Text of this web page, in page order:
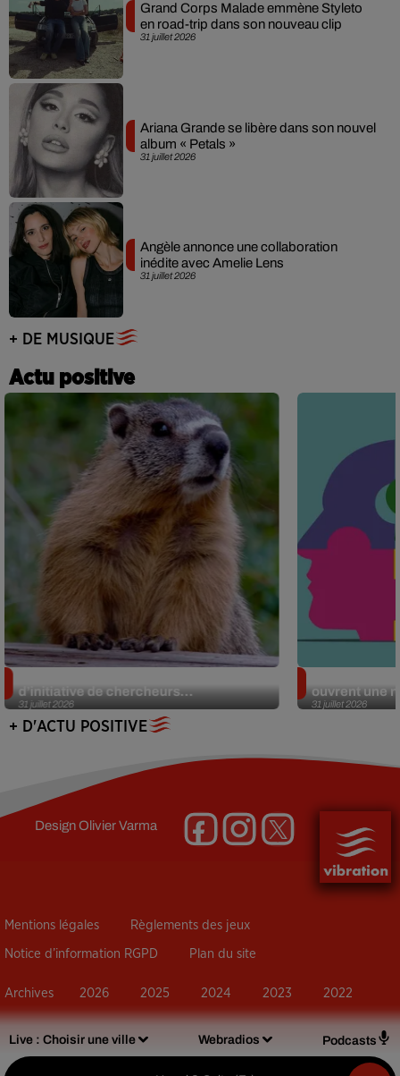
Live : Choisir une ville Webradios Podcasts
31 juillet 2026
Grand Corps Malade emmène Styleto
en road-trip dans son nouveau clip
31 juillet 2026
Ariana Grande se libère dans son nouvel
album « Petals »
31 juillet 2026
Angèle annonce une collaboration
inédite avec Amelie Lens
+ DE MUSIQUE
Actu positive
31 juillet 2026
d’initiative de chercheurs...
31 juillet 2026
ouvrent une
+ D'ACTU POSITIVE
DesignOlivier Varma
Mentions légales Règlements des jeux
Notice d’information RGPD Plan du site
Archives 2026 2025 2024 2023 2022